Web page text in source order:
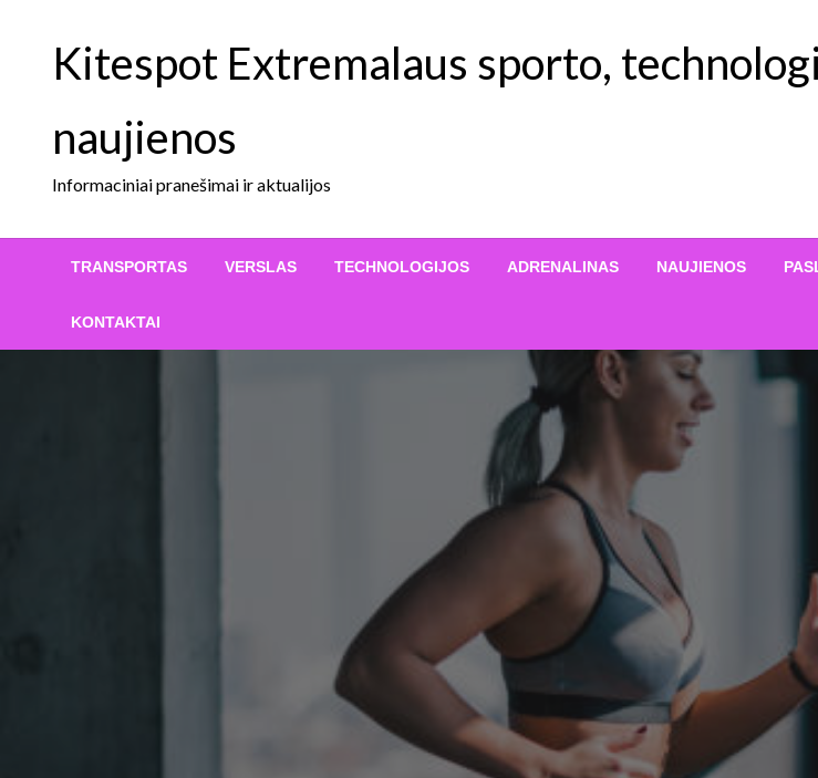
Kitespot Extremalaus sporto,
naujienos
Informaciniai pranešimai ir aktualijos
TRANSPORTAS VERSLAS TECHNOLOGIJOS ADRENALINAS NAUJIENOS
KONTAKTAI